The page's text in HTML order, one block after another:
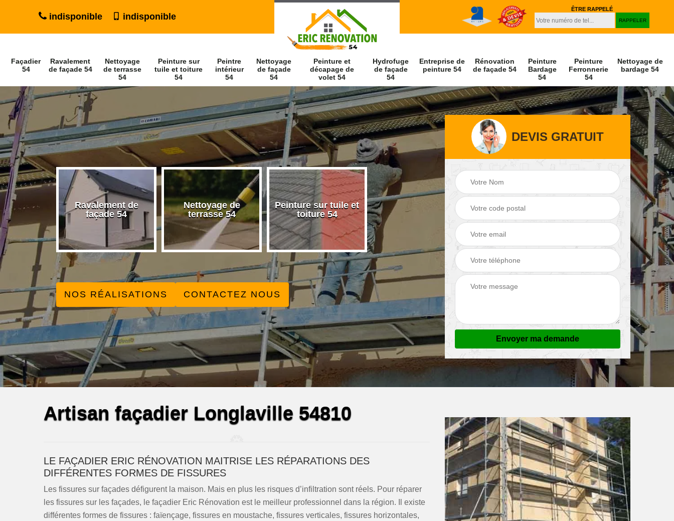
indisponible indisponible
ÊTRE RAPPELÉ
Façadier
54
Ravalement
de façade 54
Nettoyage
de terrasse
54
Peinture sur
tuile et toiture
54
Peintre
intérieur
54
Nettoyage
de façade
54
Peinture et
décapage de
volet 54
Hydrofuge
de façade
54
Entreprise de
peinture 54
Rénovation
de façade 54
Peinture
Bardage
54
Peinture
Ferronnerie
54
Nettoyage de
bardage 54
54
Ravalement de
façade 54
Nettoyage de
terrasse 54
Peinture sur tuile et
toiture 54
Peintre intérieur 54
Nettoyage de
façade 54
Peinture et
décapage de volet
NOS RÉALISATIONS CONTACTEZ NOUS
DEVIS GRATUIT
Artisan façadier Longlaville 54810
LE FAÇADIER ERIC RÉNOVATION MAITRISE LES RÉPARATIONS DES
DIFFÉRENTES FORMES DE FISSURES
Les fissures sur façades défigurent la maison. Mais en plus les risques d’infiltration sont réels. Pour réparer
les fissures sur les façades, le façadier Eric Rénovation est le meilleur professionnel dans la région. Il existe
différentes formes de fissures : faïençage, fissures en moustache, fissures verticales, fissures horizontales,